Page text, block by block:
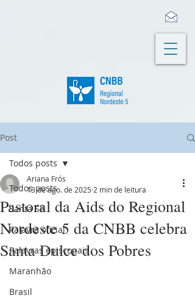
Post
Todos posts
Santa Sé
Palavra oficial
Palavras episcopais
Maranhão
Brasil
Todos posts
Pastoral da Aids do Regional
Nordeste 5 da CNBB celebra
Santa Dulce dos Pobres
Ariana Frós
13 de ago. de 2025 2 min de leitura